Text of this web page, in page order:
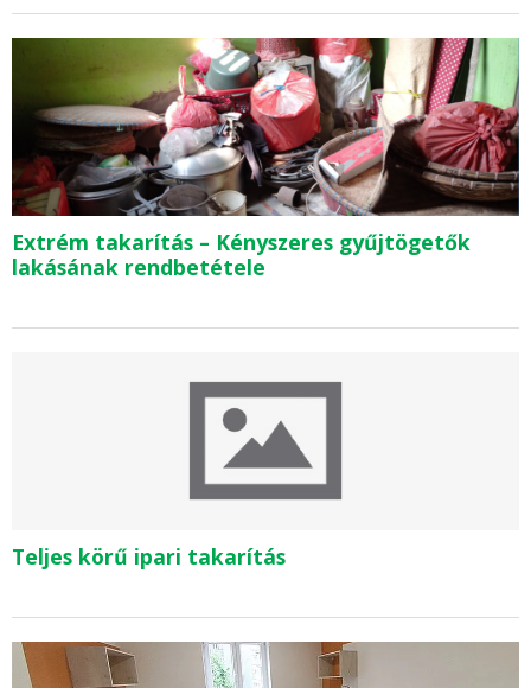
Extrém takarítás – Kényszeres gyűjtögetők
lakásának rendbetétele
Teljes körű ipari takarítás